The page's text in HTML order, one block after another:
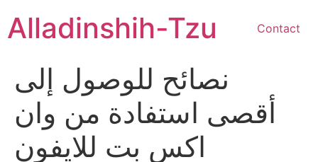
content
Alladinshih-Tzu Contact
نصائح للوصول إلى
أقصى استفادة من وان
اكس بت للايفون